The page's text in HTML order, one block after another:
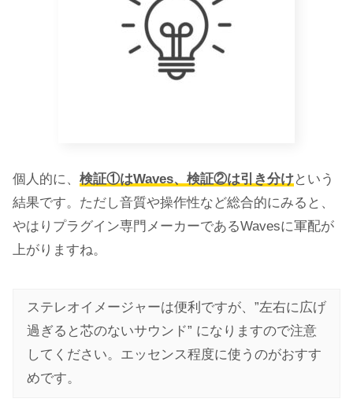
個人的に、 検証①はWaves、検証②は引き分けという
結果です。ただし音質や操作性など総合的にみると、
やはりプラグイン専門メーカーであるWavesに軍配が
上がりますね。
ステレオイメージャーは便利ですが、”左右に広げ
過ぎると芯のないサウンド” になりますので注意
してください。エッセンス程度に使うのがおすす
めです。